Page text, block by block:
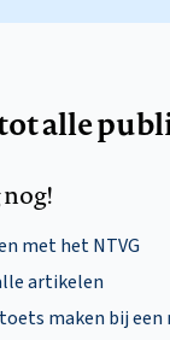
alle
met het NTVG
artikelen
maken bij